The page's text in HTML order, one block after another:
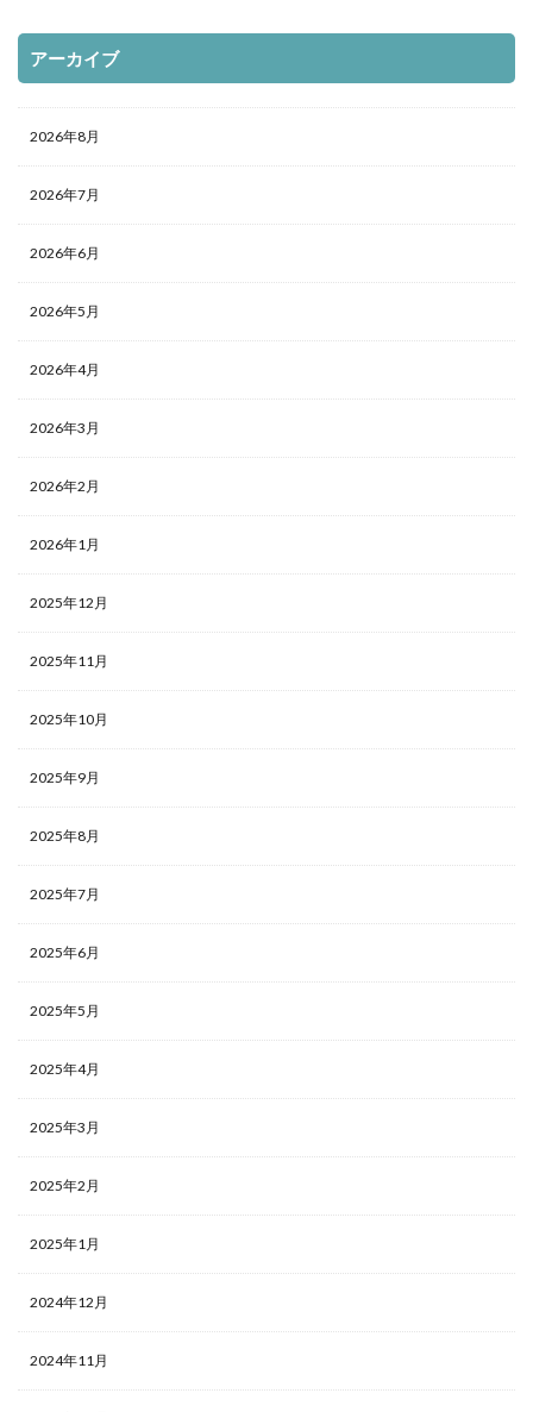
アーカイブ
2026年8月
2026年7月
2026年6月
2026年5月
2026年4月
2026年3月
2026年2月
2026年1月
2025年12月
2025年11月
2025年10月
2025年9月
2025年8月
2025年7月
2025年6月
2025年5月
2025年4月
2025年3月
2025年2月
2025年1月
2024年12月
2024年11月